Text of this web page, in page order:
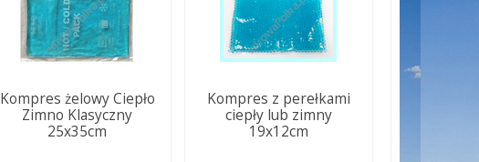
Kompres żelowy Ciepło
Zimno Klasyczny
25x35cm
Kompres z perełkami
ciepły lub zimny
19x12cm